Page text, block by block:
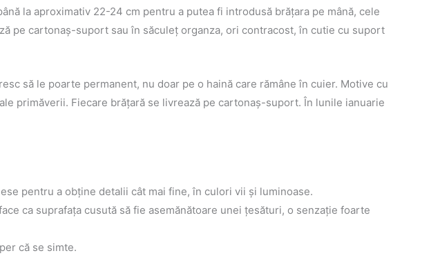
la aproximativ 22-24 cm pentru a putea fi introdusă brăţara pe mână, cele
pe cartonaş-suport sau în săculeţ organza, ori contracost, în cutie cu suport
să le poarte permanent, nu doar pe o haină care rămâne în cuier. Motive cu
primăverii. Fiecare brăţară se livrează pe cartonaş-suport. În lunile ianuarie
pentru a obţine detalii cât mai fine, în culori vii şi luminoase.
ca suprafaţa cusută să fie asemănătoare unei ţesături, o senzaţie foarte
că se simte.